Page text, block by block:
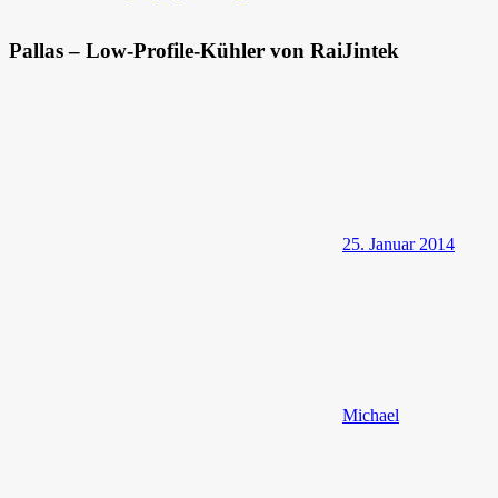
Pallas – Low-Profile-Kühler von RaiJintek
25. Januar 2014
Michael